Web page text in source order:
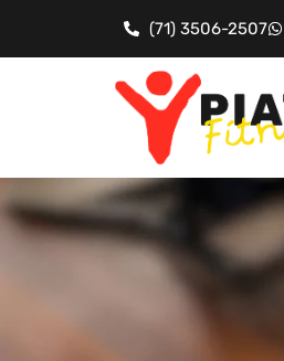
(71) 3506-2507